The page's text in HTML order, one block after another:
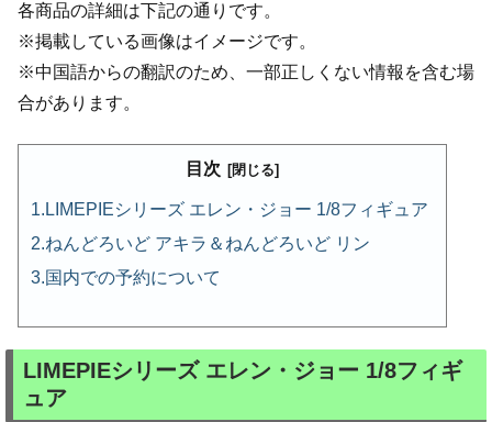
各商品の詳細は下記の通りです。
※掲載している画像はイメージです。
※中国語からの翻訳のため、一部正しくない情報を含む場
合があります。
目次
LIMEPIEシリーズ エレン・ジョー 1/8フィギュア
ねんどろいど アキラ＆ねんどろいど リン
国内での予約について
LIMEPIEシリーズ エレン・ジョー 1/8フィギ
ュア